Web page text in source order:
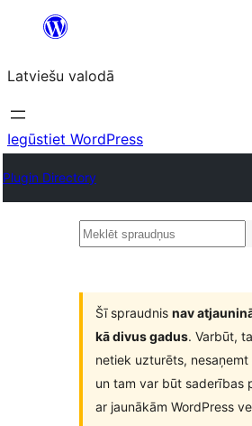
Pāriet
saturu
Latviešu valodā
Iegūstiet WordPress
Plugin Directory
Meklēt
Šī spraudnis nav
kā divus gadus. Varbūt,
netiek uzturēts, nesaņemt
un tam var būt saderības
ar jaunākām WordPress